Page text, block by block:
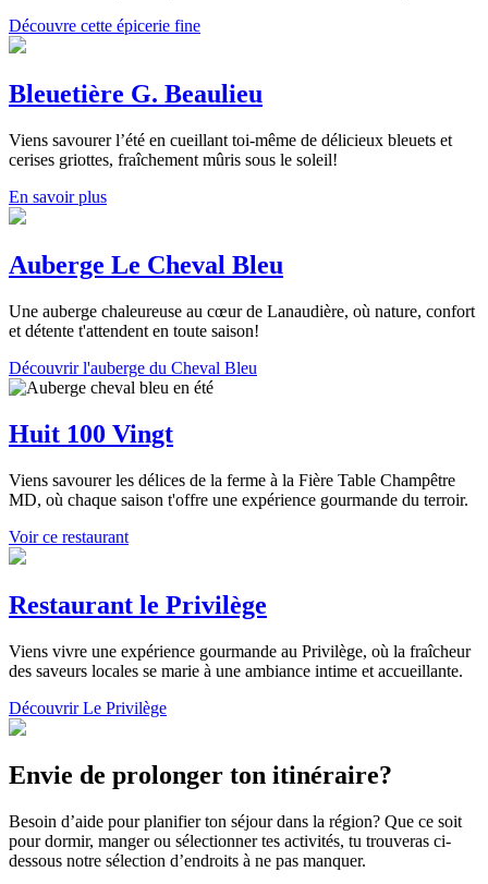
Découvre cette épicerie fine
Bleuetière G. Beaulieu
Viens savourer l’été en cueillant toi-même de délicieux bleuets et
cerises griottes, fraîchement mûris sous le soleil!
En savoir plus
Auberge Le Cheval Bleu
Une auberge chaleureuse au cœur de Lanaudière, où nature, confort
et détente t'attendent en toute saison!
Découvrir l'auberge du Cheval Bleu
Huit 100 Vingt
Viens savourer les délices de la ferme à la Fière Table Champêtre
MD, où chaque saison t'offre une expérience gourmande du terroir.
Voir ce restaurant
Restaurant le Privilège
Viens vivre une expérience gourmande au Privilège, où la fraîcheur
des saveurs locales se marie à une ambiance intime et accueillante.
Découvrir Le Privilège
Envie de prolonger ton itinéraire?
Besoin d’aide pour planifier ton séjour dans la région? Que ce soit
pour dormir, manger ou sélectionner tes activités, tu trouveras ci-
dessous notre sélection d’endroits à ne pas manquer.